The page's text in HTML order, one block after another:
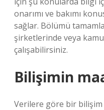
onarımı ve bakımı
sağlar. Bölümü
şirketlerinde veya
çalışabilirsiniz.
Bilişimin
Verilere göre bir bilişim